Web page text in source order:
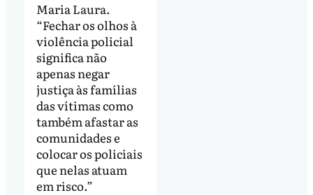
Maria Laura.
“Fechar os olhos à
violência policial
significa não
apenas negar
justiça às famílias
das vítimas como
também afastar as
comunidades e
colocar os policiais
que nelas atuam
em risco.”